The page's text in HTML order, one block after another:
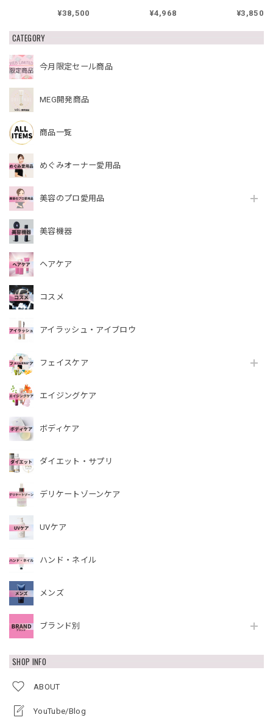
CATEGORY
今月限定セール商品
MEG開発商品
商品一覧
めぐみオーナー愛用品
美容のプロ愛用品
美容機器
ヘアケア
コスメ
アイラッシュ・アイブロウ
フェイスケア
エイジングケア
ボディケア
ダイエット・サプリ
デリケートゾーンケア
UVケア
ハンド・ネイル
メンズ
ブランド別
SHOP INFO
ABOUT
YouTube/Blog
トリートメントアイ
¥38,500
ラーゲンゼリー¥4,968 ¥3,850